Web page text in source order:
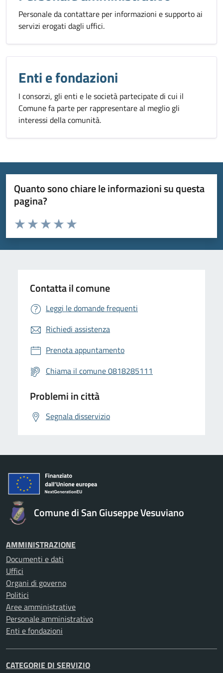
Personale da contattare per informazioni e supporto ai
servizi erogati dagli uffici.
Enti e fondazioni
I consorzi, gli enti e le società partecipate di cui il
Comune fa parte per rappresentare al meglio gli
interessi della comunità.
Quanto sono chiare le informazioni su questa
pagina?
Valuta da 1 a 5 stelle la pagina
Valuta 5 stelle su 5
Valuta 4 stelle su 5
Valuta 3 stelle su 5
Valuta 2 stelle su 5
Valuta 1 stelle su 5
Contatta il comune
Leggi le domande frequenti
Richiedi assistenza
Prenota appuntamento
Chiama il comune 0818285111
Problemi in città
Segnala disservizio
Comune di San Giuseppe Vesuviano
AMMINISTRAZIONE
Documenti e dati
Uffici
Organi di governo
Politici
Aree amministrative
Personale amministrativo
Enti e fondazioni
CATEGORIE DI SERVIZIO